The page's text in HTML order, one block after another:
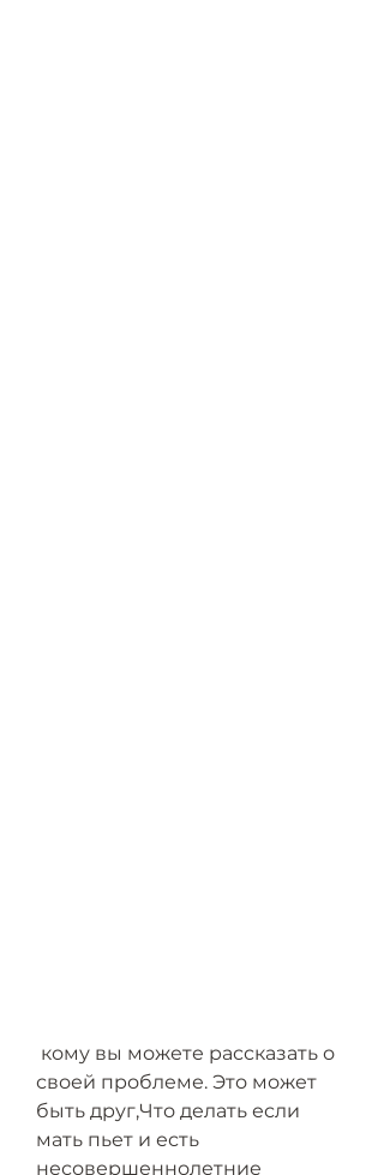
своей проблеме. Это может
быть друг,Что делать если
мать пьет и есть
несовершеннолетние